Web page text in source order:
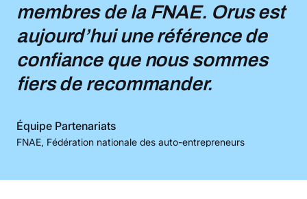
membres de la FNAE. Orus est
aujourd’hui une référence de
confiance que nous sommes
fiers de recommander.
Équipe Partenariats
FNAE, Fédération nationale des auto-entrepreneurs